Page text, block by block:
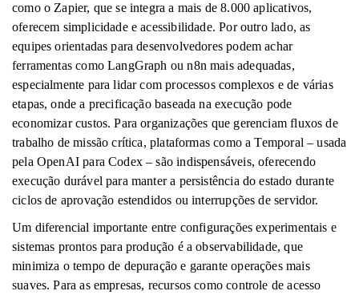
como o Zapier, que se integra a mais de 8.000 aplicativos,
oferecem simplicidade e acessibilidade. Por outro lado, as
equipes orientadas para desenvolvedores podem achar
ferramentas como LangGraph ou n8n mais adequadas,
especialmente para lidar com processos complexos e de várias
etapas, onde a precificação baseada na execução pode
economizar custos. Para organizações que gerenciam fluxos de
trabalho de missão crítica, plataformas como a Temporal – usada
pela OpenAI para Codex – são indispensáveis, oferecendo
execução durável para manter a persistência do estado durante
ciclos de aprovação estendidos ou interrupções de servidor.
Um diferencial importante entre configurações experimentais e
sistemas prontos para produção é a observabilidade, que
minimiza o tempo de depuração e garante operações mais
suaves. Para as empresas, recursos como controle de acesso